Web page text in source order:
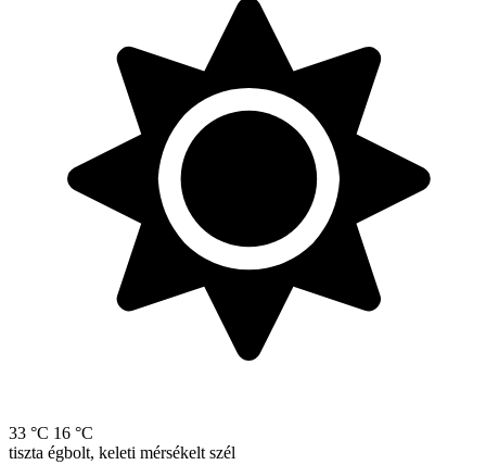
33 °C 16 °C
tiszta égbolt, keleti mérsékelt szél